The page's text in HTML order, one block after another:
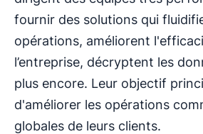
fournir des solutions qui
opérations, améliorent
l’entreprise, décryptent les
plus encore. Leur objectif
d'améliorer les opérations
globales de leurs clients.